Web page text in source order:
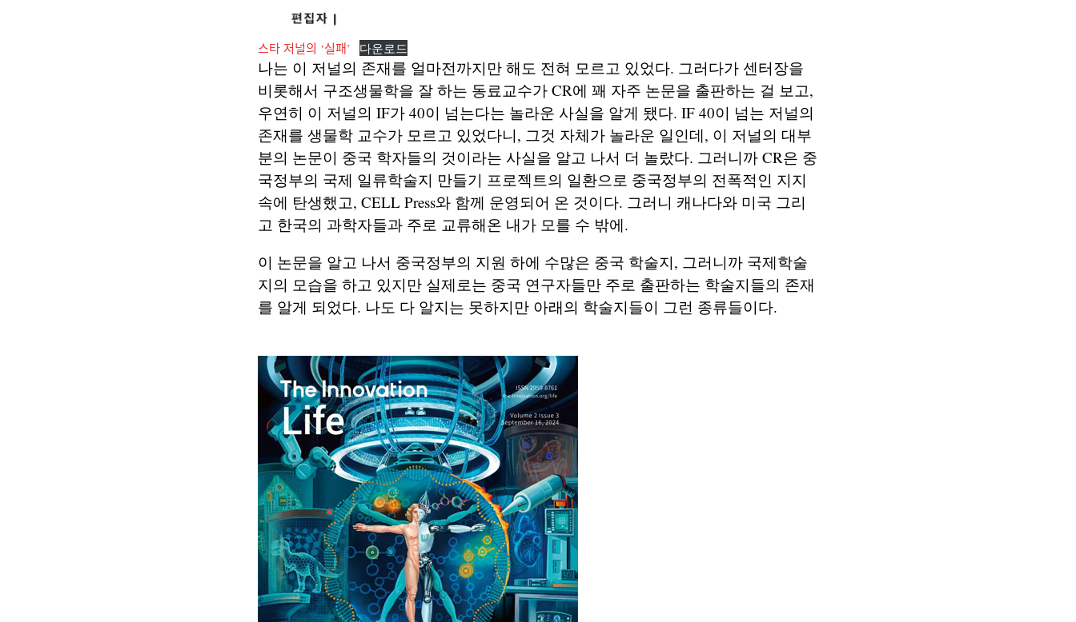
스타 저널의 ‘실패’ 다운로드
나는 이 저널의 존재를 얼마전까지만 해도 전혀 모르고 있었다. 그러다가 센터장을
비롯해서 구조생물학을 잘 하는 동료교수가 CR에 꽤 자주 논문을 출판하는 걸 보고,
우연히 이 저널의 IF가 40이 넘는다는 놀라운 사실을 알게 됐다. IF 40이 넘는 저널의
존재를 생물학 교수가 모르고 있었다니, 그것 자체가 놀라운 일인데, 이 저널의 대부
분의 논문이 중국 학자들의 것이라는 사실을 알고 나서 더 놀랐다. 그러니까 CR은 중
국정부의 국제 일류학술지 만들기 프로젝트의 일환으로 중국정부의 전폭적인 지지
속에 탄생했고, CELL Press와 함께 운영되어 온 것이다. 그러니 캐나다와 미국 그리
고 한국의 과학자들과 주로 교류해온 내가 모를 수 밖에.
이 논문을 알고 나서 중국정부의 지원 하에 수많은 중국 학술지, 그러니까 국제학술
지의 모습을 하고 있지만 실제로는 중국 연구자들만 주로 출판하는 학술지들의 존재
를 알게 되었다. 나도 다 알지는 못하지만 아래의 학술지들이 그런 종류들이다.